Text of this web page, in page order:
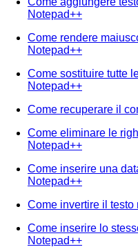
Notepad++
Come rendere
Notepad++
Come sostituire tutte
Notepad++
Come recuperare il
Come eliminare le
Notepad++
Come inserire una
Notepad++
Come invertire il
Come inserire lo
Notepad++